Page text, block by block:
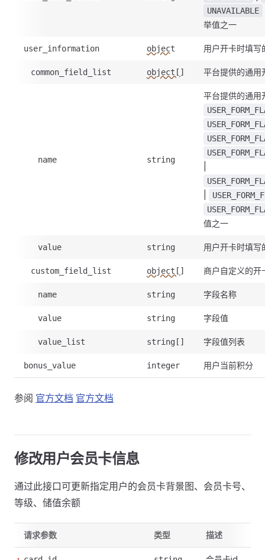
UNAVAILABLE
举值之一
user_information object 用户开卡时填写
common_field_list object[] 平台提供的通用
name string
平台提供的通用
值之一
value string 用户开卡时填写
custom_field_list object[] 商户自定义的开
name string 字段名称
value string 字段值
value_list string[] 字段值列表
bonus_value integer 用户当前积分
参阅 官方文档 官方文档
修改用户会员卡信息
通过此接口可更新指定用户的会员卡背景图、会员卡号、
等级、储值余额
请求参数 类型 描述